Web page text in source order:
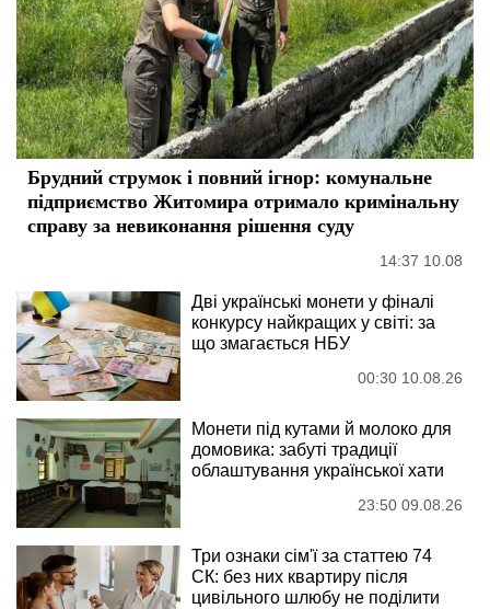
Брудний струмок і повний ігнор: комунальне
підприємство Житомира отримало кримінальну
справу за невиконання рішення суду
14:37 10.08
Дві українські монети у фіналі
конкурсу найкращих у світі: за
що змагається НБУ
00:30 10.08.26
Монети під кутами й молоко для
домовика: забуті традиції
облаштування української хати
23:50 09.08.26
Три ознаки сім'ї за статтею 74
СК: без них квартиру після
цивільного шлюбу не поділити